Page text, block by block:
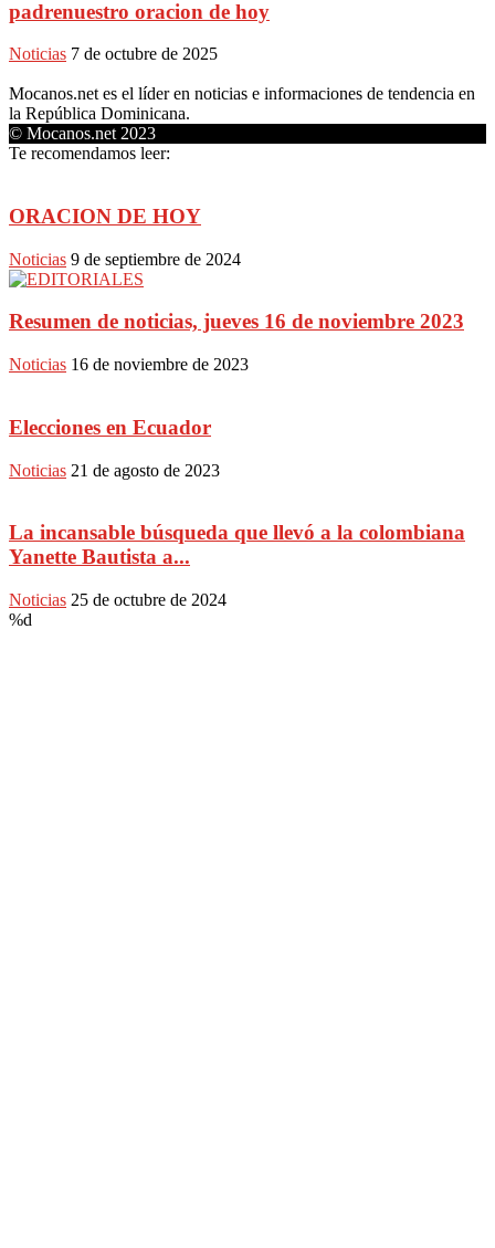
padrenuestro oracion de hoy
Noticias 7 de octubre de 2025
Mocanos.net es el líder en noticias e informaciones de tendencia en
la República Dominicana.
© Mocanos.net 2023
Te recomendamos leer:
ORACION DE HOY
Noticias 9 de septiembre de 2024
Resumen de noticias, jueves 16 de noviembre 2023
Noticias 16 de noviembre de 2023
Elecciones en Ecuador
Noticias 21 de agosto de 2023
La incansable búsqueda que llevó a la colombiana
Yanette Bautista a...
Noticias 25 de octubre de 2024
%d